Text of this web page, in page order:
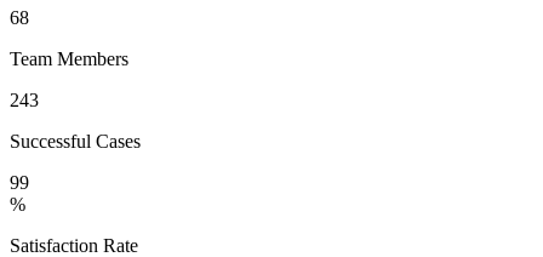
68
Team Members
243
Successful Cases
99
%
Satisfaction Rate